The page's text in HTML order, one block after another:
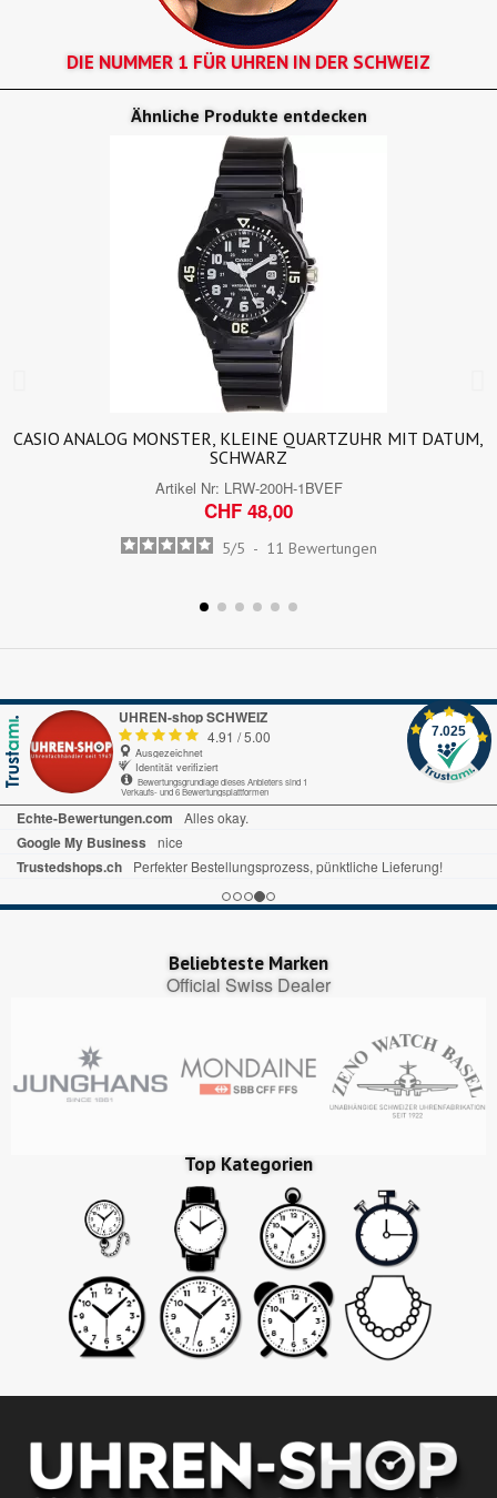
DIE NUMMER 1 FÜR UHREN IN DER SCHWEIZ
Ähnliche Produkte entdecken
CASIO ANALOG MONSTER, KLEINE QUARTZUHR MIT DATUM,
SCHWARZ
Artikel Nr: LRW-200H-1BVEF
CHF 48,00
5/5 - 11 Bewertungen
UHREN-shop SCHWEIZ
4.91 /5.00
Ausgezeichnet
Identität verifiziert
Bewertungsgrundlage dieses Anbieters sind 1
Verkaufs- und 6 Bewertungsplattformen
7.025
Echte-Bewertungen.com Alles okay.
Google My Business nice
Trustedshops.ch Perfekter Bestellungsprozess, pünktliche Lieferung!
Beliebteste Marken
Official Swiss Dealer
Top Kategorien